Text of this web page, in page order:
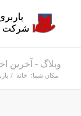
وبلاگ - آخرین
مکان شما: خانه /